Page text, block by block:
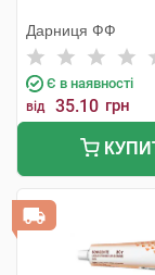
Дарниця ФФ
Є в наявності
від 35.10 грн